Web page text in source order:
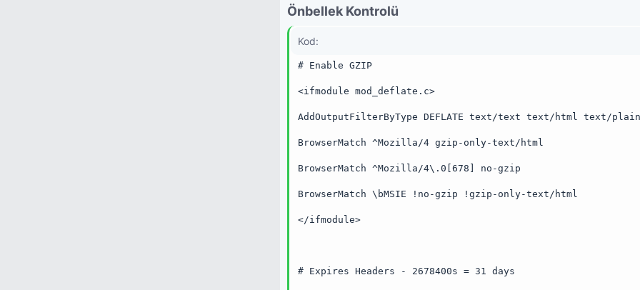
Önbellek Kontrolü
Kod:
# Enable GZIP
<ifmodule mod_deflate.c>
AddOutputFilterByType DEFLATE text/text text/html text/
BrowserMatch ^Mozilla/4 gzip-only-text/html
BrowserMatch ^Mozilla/4\.0[678] no-gzip
BrowserMatch \bMSIE !no-gzip !gzip-only-text/html
</ifmodule>
# Expires Headers - 2678400s = 31 days